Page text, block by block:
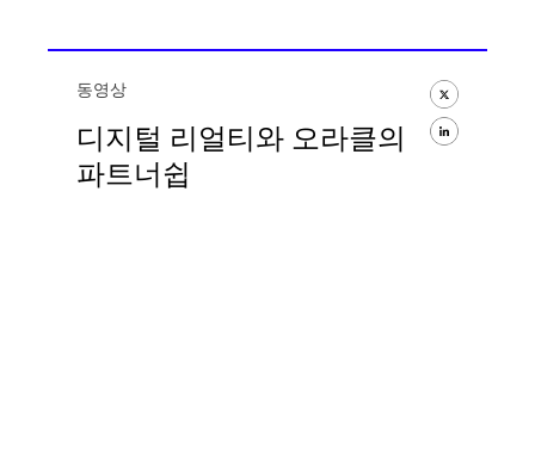
전문성 및 리소스
동영상
디지털 리얼티와 오라클의
파트너쉽